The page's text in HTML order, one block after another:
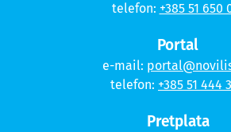
telefon: +385 51 650
Portal
e-mail:
telefon: +385 51 444
Pretplata